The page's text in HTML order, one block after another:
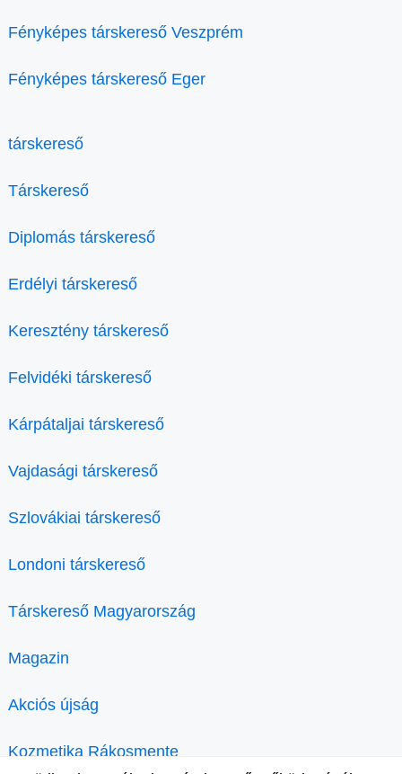
Fényképes társkereső Veszprém
Fényképes társkereső Eger
társkereső
Társkereső
Diplomás társkereső
Erdélyi társkereső
Keresztény társkereső
Felvidéki társkereső
Kárpátaljai társkereső
Vajdasági társkereső
Szlovákiai társkereső
Londoni társkereső
Társkereső Magyarország
Magazin
Akciós újság
Kozmetika Rákosmente